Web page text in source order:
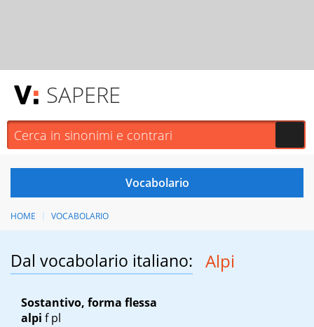
SAPERE
HOME VOCABOLARIO
Dal vocabolario italiano: Alpi
Sostantivo, forma flessa
alpi f pl